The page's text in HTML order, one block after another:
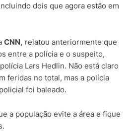
dois que agora estão em
CNN, relatou anteriormente que
entre a polícia e o suspeito,
Lars Hedlin. Não está claro
feridas no total, mas a polícia
foi baleado.
a população evite a área e fique